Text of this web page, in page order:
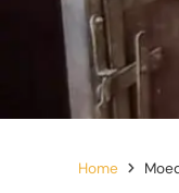
Home